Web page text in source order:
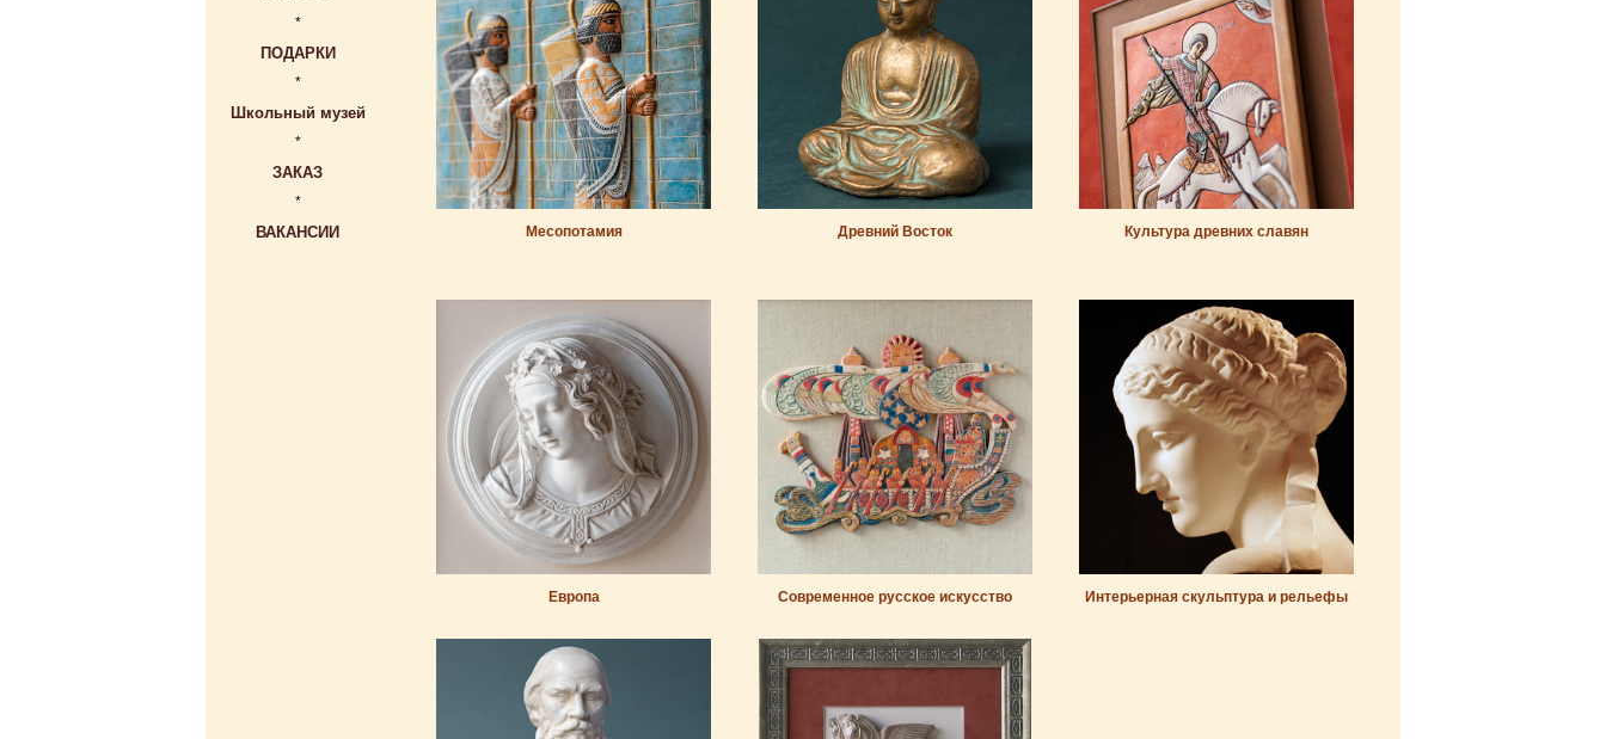
*
ПОДАРКИ
*
Школьный музей
*
ЗАКАЗ
*
ВАКАНСИИ Месопотамия Древний Восток Культура древних славян
Европа Современное русское искусство Интерьерная скульптура и рельефы